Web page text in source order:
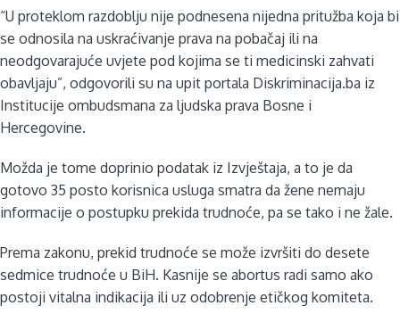
“U proteklom razdoblju nije podnesena nijedna pritužba koja bi
se odnosila na uskraćivanje prava na pobačaj ili na
neodgovarajuće uvjete pod kojima se ti medicinski zahvati
obavljaju”, odgovorili su na upit portala Diskriminacija.ba iz
Institucije ombudsmana za ljudska prava Bosne i
Hercegovine.
Možda je tome doprinio podatak iz Izvještaja, a to je da
gotovo 35 posto korisnica usluga smatra da žene nemaju
informacije o postupku prekida trudnoće, pa se tako i ne žale.
Prema zakonu, prekid trudnoće se može izvršiti do desete
sedmice trudnoće u BiH. Kasnije se abortus radi samo ako
postoji vitalna indikacija ili uz odobrenje etičkog komiteta.